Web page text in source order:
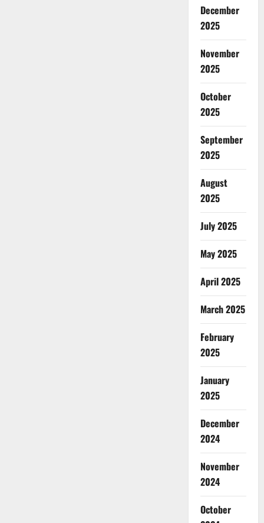
December
2025
November
2025
October
2025
September
2025
August
2025
July 2025
May 2025
April 2025
March 2025
February
2025
January
2025
December
2024
November
2024
October